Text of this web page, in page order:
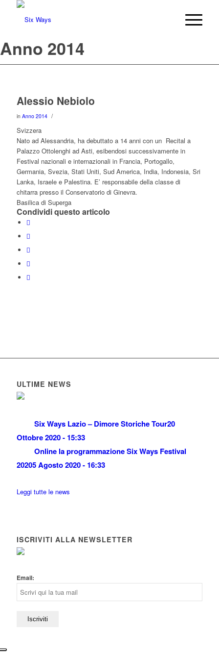
Anno 2014
Alessio Nebiolo
in Anno 2014 /
Svizzera
Nato ad Alessandria, ha debuttato a 14 anni con un Recital a
Palazzo Ottolenghi ad Asti, esibendosi successivamente in
Festival nazionali e internazionali in Francia, Portogallo,
Germania, Svezia, Stati Uniti, Sud America, India, Indonesia, Sri
Lanka, Israele e Palestina. E’ responsabile della classe di
chitarra presso il Conservatorio di Ginevra.
Basilica di Superga
Condividi questo articolo
ULTIME NEWS
Six Ways Lazio – Dimore Storiche Tour20
Ottobre 2020 - 15:33
Online la programmazione Six Ways Festival
20205 Agosto 2020 - 16:33
Leggi tutte le news
ISCRIVITI ALLA NEWSLETTER
Email: